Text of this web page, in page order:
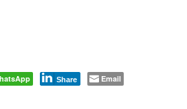
Share Email